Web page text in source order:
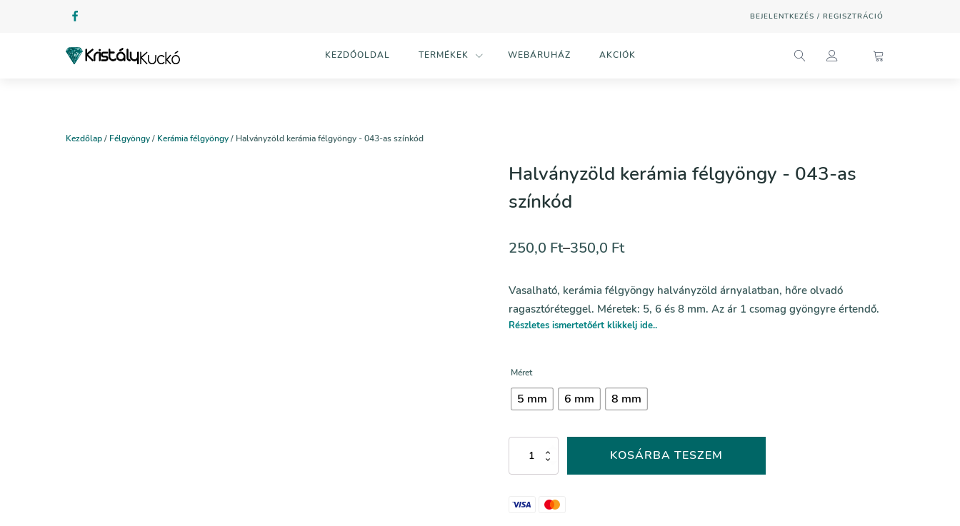
BEJELENTKEZÉS / REGISZTRÁCIÓ
KEZDŐOLDAL TERMÉKEK WEBÁRUHÁZ AKCIÓK
Kezdőlap/ Félgyöngy/ Kerámia félgyöngy/ Halványzöld kerámia félgyöngy - 043-as színkód
Halványzöld kerámia félgyöngy - 043-as
színkód
250,0 Ft–350,0 Ft
Vasalható, kerámia félgyöngy halványzöld árnyalatban, hőre olvadó
ragasztóréteggel. Méretek: 5, 6 és 8 mm. Az ár 1 csomag gyöngyre értendő.
Részletes ismertetőért klikkelj ide..
Méret
5 mm 6 mm 8 mm
Halványzöld
kerámia
félgyöngy
043-
KOSÁRBA TESZEM